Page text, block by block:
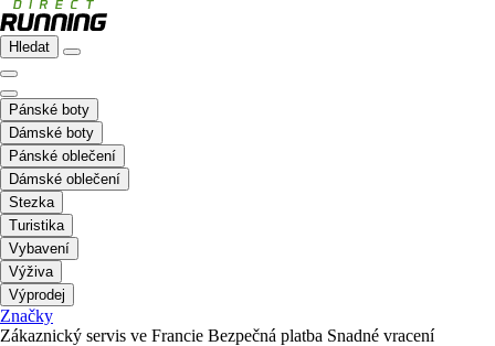
Hledat
Pánské boty
Dámské boty
Pánské oblečení
Dámské oblečení
Stezka
Turistika
Vybavení
Výživa
Výprodej
Značky
Zákaznický servis ve Francie Bezpečná platba Snadné vracení